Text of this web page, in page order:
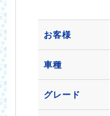
お客様
車種
グレード